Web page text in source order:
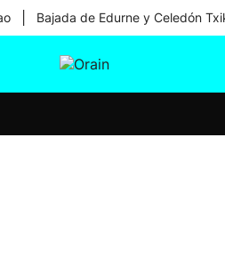
Bajada de Edurne y Celedón